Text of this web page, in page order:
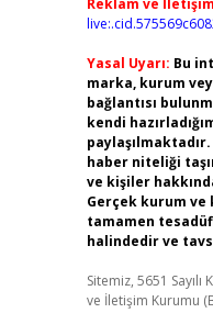
Reklam ve
Yasal Uyarı: Bu
marka, kurum
bağlantısı
kendi
haber niteliği
ve kişiler
Gerçek kurum
tamamen
halindedir ve
Sitemiz, 5651
ve İletişim Kurumu